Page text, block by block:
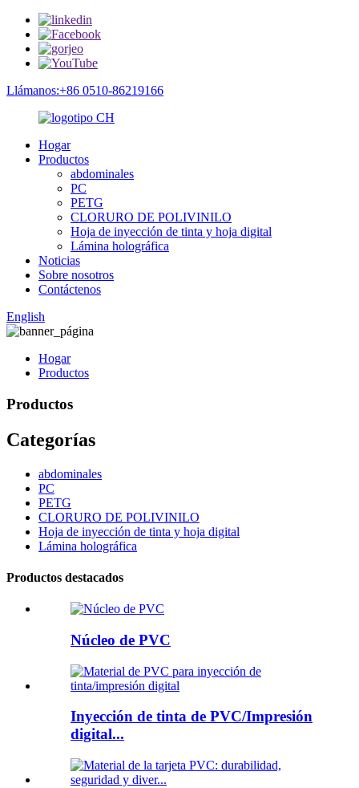
Llámanos:+86 0510-86219166
Hogar
Productos
abdominales
PC
PETG
CLORURO DE POLIVINILO
Hoja de inyección de tinta y hoja digital
Lámina holográfica
Noticias
Sobre nosotros
Contáctenos
English
Hogar
Productos
Productos
Categorías
abdominales
PC
PETG
CLORURO DE POLIVINILO
Hoja de inyección de tinta y hoja digital
Lámina holográfica
Productos destacados
Núcleo de PVC
Inyección de tinta de PVC/Impresión
digital...